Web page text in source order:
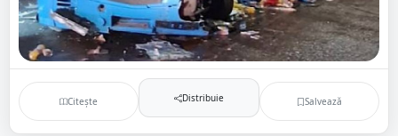
Citește Distribuie Salvează